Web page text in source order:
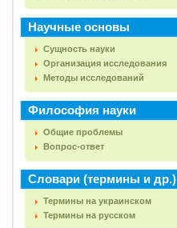
Научные основы
Сущность науки
Организация исследования
Методы исследований
Философия науки
Общие проблемы
Вопрос-ответ
Словари (термины и др.)
Термины на украинском
Термины на русском